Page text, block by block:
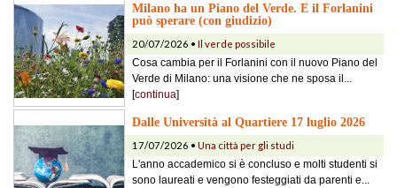
Milano ha un Piano del Verde. E il Forlanini
può sperare (con giudizio)
20/07/2026 • Il verde possibile
Cosa cambia per il Forlanini con il nuovo Piano del
Verde di Milano: una visione che ne sposa il...
[continua]
Dalle Università al Quartiere 17 luglio 2026
17/07/2026 • Una città per gli studi
L'anno accademico si è concluso e molti studenti si
sono laureati e vengono festeggiati da parenti e...